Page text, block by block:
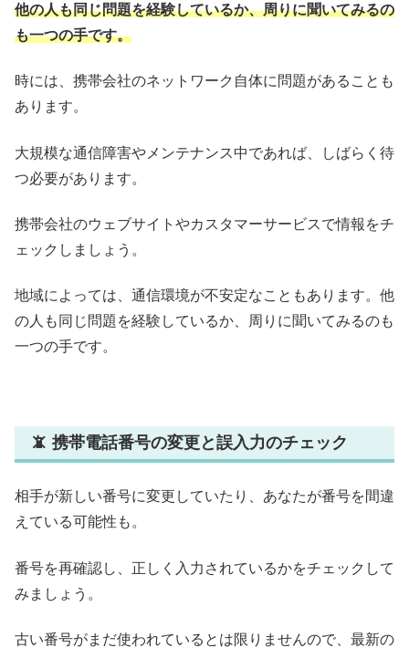
他の人も同じ問題を経験しているか、周りに聞いてみるの
も一つの手です。
時には、携帯会社のネットワーク自体に問題があることも
あります。
大規模な通信障害やメンテナンス中であれば、しばらく待
つ必要があります。
携帯会社のウェブサイトやカスタマーサービスで情報をチ
ェックしましょう。
地域によっては、通信環境が不安定なこともあります。他
の人も同じ問題を経験しているか、周りに聞いてみるのも
一つの手です。
📵 携帯電話番号の変更と誤入力のチェック
相手が新しい番号に変更していたり、あなたが番号を間違
えている可能性も。
番号を再確認し、正しく入力されているかをチェックして
みましょう。
古い番号がまだ使われているとは限りませんので、最新の